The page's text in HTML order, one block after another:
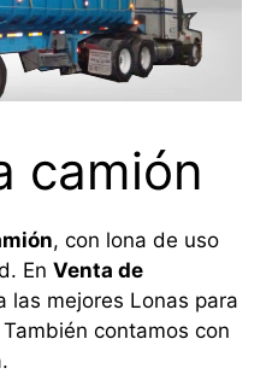
camión
, con lona de uso
En Venta de
las mejores Lonas para
contamos con